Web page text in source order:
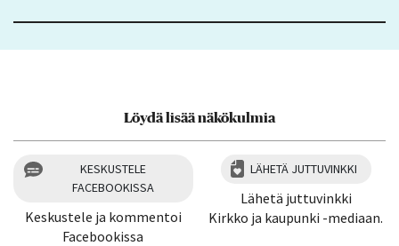
Löydä lisää näkökulmia
KESKUSTELE
FACEBOOKISSA
Keskustele ja kommentoi
Facebookissa
LÄHETÄ JUTTUVINKKI
Lähetä juttuvinkki
Kirkko ja kaupunki -mediaan.